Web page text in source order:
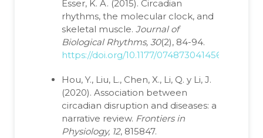
Esser, K. A. (2015). Circadian
rhythms, the molecular clock, and
skeletal muscle. Journal of
Biological Rhythms, 30(2), 84-94.
https://doi.org/10.1177/0748730414561638
Hou, Y., Liu, L., Chen, X., Li, Q. y Li, J.
(2020). Association between
circadian disruption and diseases: a
narrative review. Frontiers in
Physiology, 12, 815847.